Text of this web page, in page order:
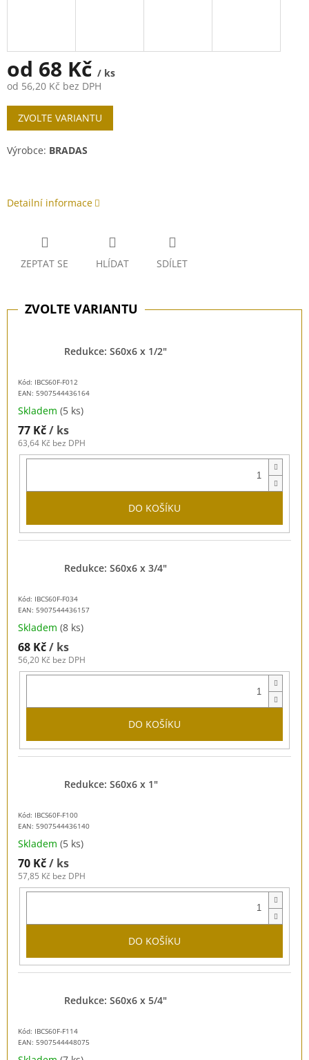
od 68 Kč / ks
od 56,20 Kč bez DPH
Měrná
cena:
ZVOLTE VARIANTU
Výrobce: BRADAS
Detailní informace
ZEPTAT SE HLÍDAT SDÍLET
Kód: IBCS60F-F012
EAN: 5907544436164
Redukce: S60x6 x 1/2"
Skladem (5 ks)
77 Kč/ ks
63,64 Kč bez DPH
DO KOŠÍKU
Kód: IBCS60F-F034
EAN: 5907544436157
Redukce: S60x6 x 3/4"
Skladem (8 ks)
68 Kč/ ks
56,20 Kč bez DPH
DO KOŠÍKU
Kód: IBCS60F-F100
EAN: 5907544436140
Redukce: S60x6 x 1"
Skladem (5 ks)
70 Kč/ ks
57,85 Kč bez DPH
DO KOŠÍKU
Kód: IBCS60F-F114
EAN: 5907544448075
Redukce: S60x6 x 5/4"